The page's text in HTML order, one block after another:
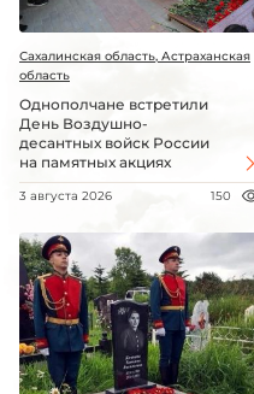
Сахалинская область, Астраханская
область
Однополчане встретили
День Воздушно-
десантных войск России
на памятных акциях
3 августа 2026 150